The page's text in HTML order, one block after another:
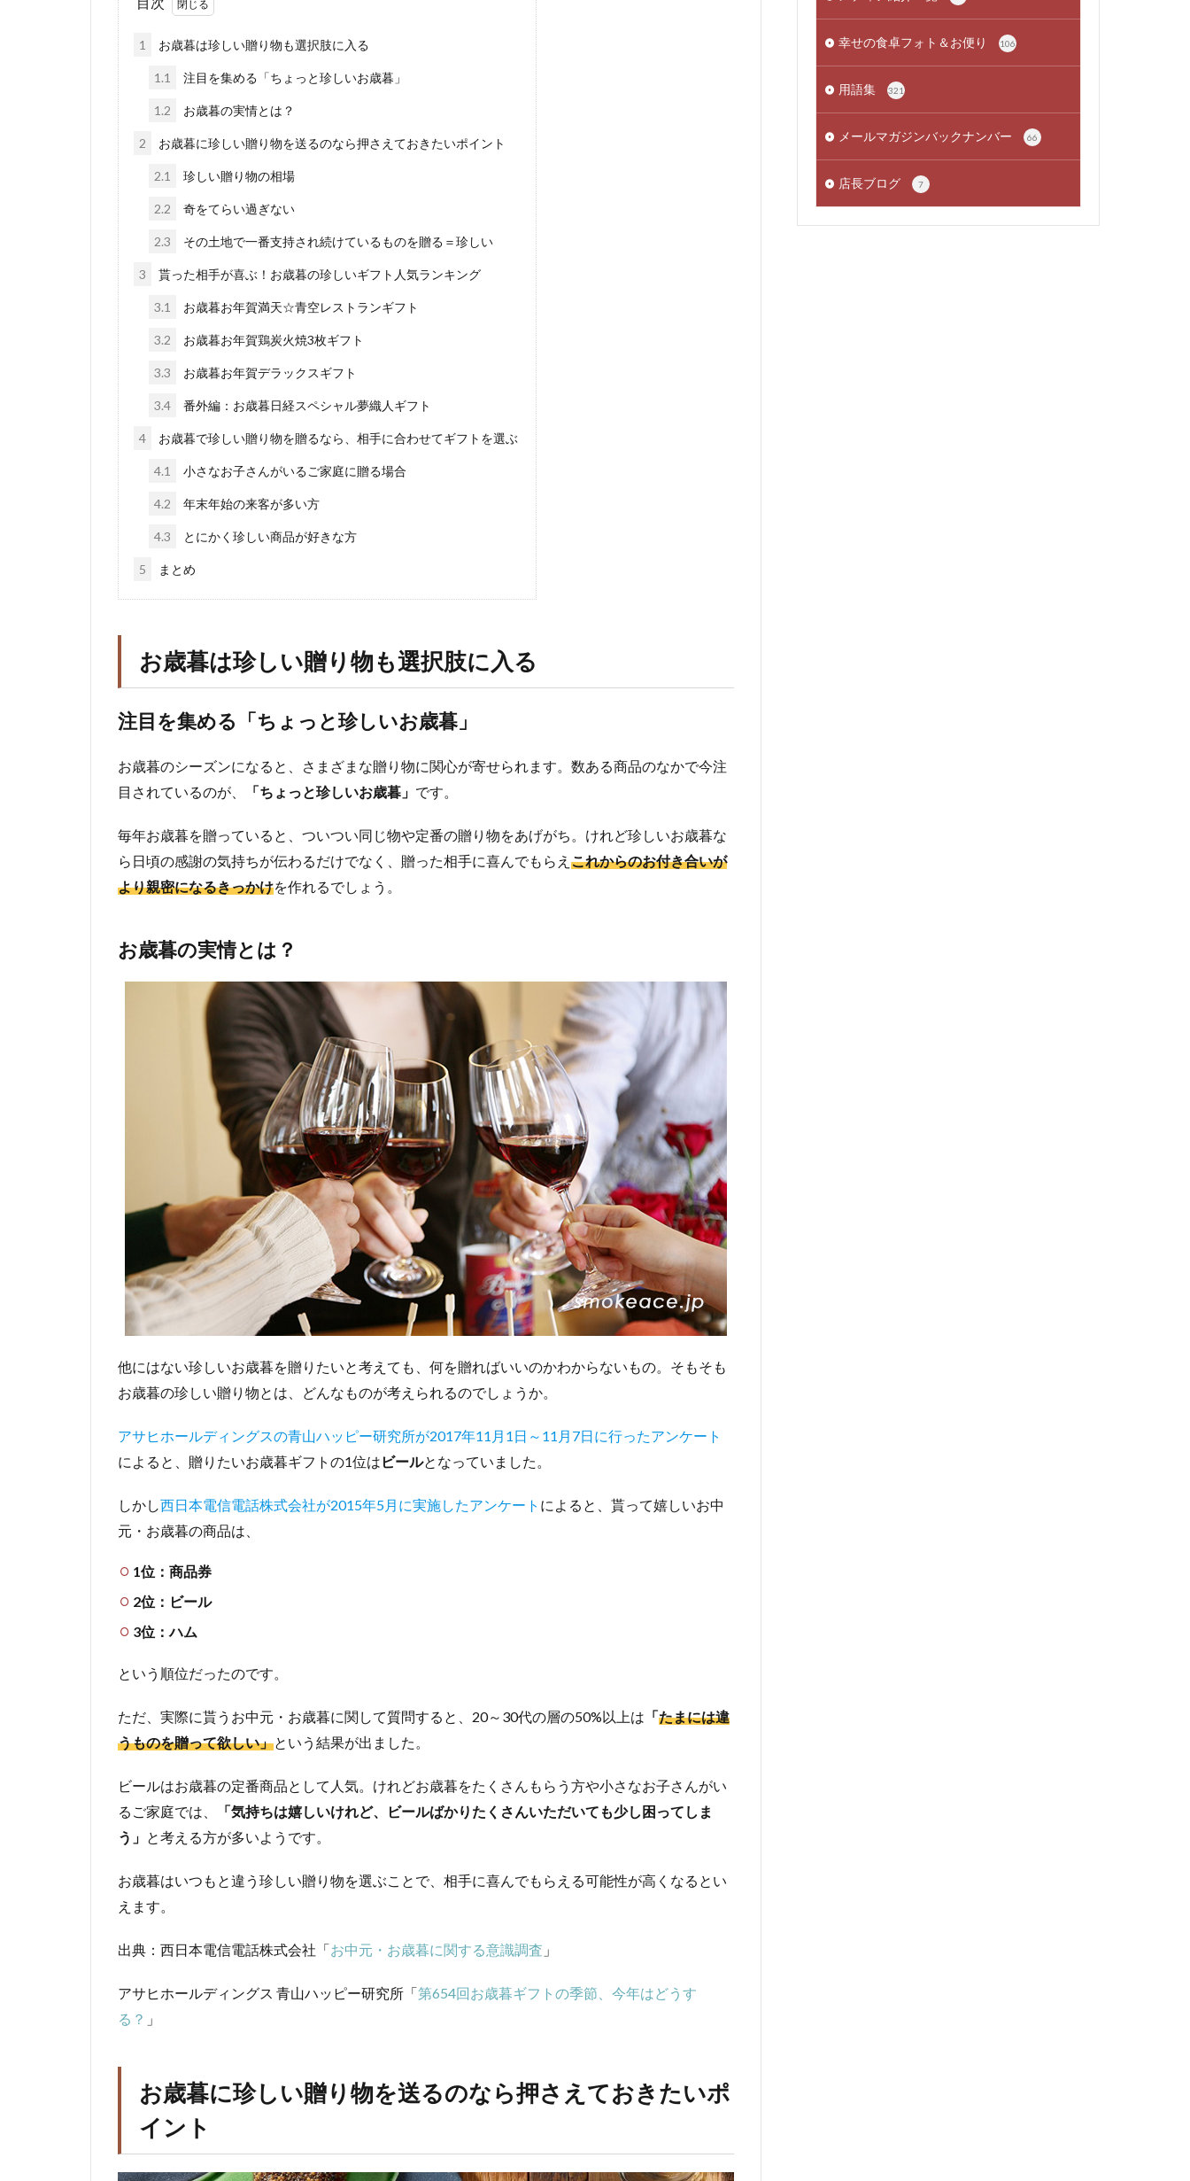
1 お歳暮は珍しい贈り物も選択肢に入る
1.1 注目を集める「ちょっと珍しいお歳暮」
1.2 お歳暮の実情とは？
2 お歳暮に珍しい贈り物を送るのなら押さえておきたいポイント
2.1 珍しい贈り物の相場
2.2 奇をてらい過ぎない
2.3 その土地で一番支持され続けているものを贈る＝珍しい
3 貰った相手が喜ぶ！お歳暮の珍しいギフト人気ランキング
3.1 お歳暮お年賀満天☆青空レストランギフト
3.2 お歳暮お年賀鶏炭火焼3枚ギフト
3.3 お歳暮お年賀デラックスギフト
3.4 番外編：お歳暮日経スペシャル夢織人ギフト
4 お歳暮で珍しい贈り物を贈るなら、相手に合わせてギフトを選ぶ
4.1 小さなお子さんがいるご家庭に贈る場合
4.2 年末年始の来客が多い方
4.3 とにかく珍しい商品が好きな方
5 まとめ
お歳暮は珍しい贈り物も選択肢に入る
注目を集める「ちょっと珍しいお歳暮」
お歳暮のシーズンになると、さまざまな贈り物に関心が寄せられます。数ある商品のなかで今注
目されているのが、
「ちょっと珍しいお歳暮」 です。
毎年お歳暮を贈っていると、ついつい同じ物や定番の贈り物をあげがち。けれど珍しいお歳暮な
ら日頃の感謝の気持ちが伝わるだけでなく、贈った相手に喜んでもらえ これからのお付き合いが
より親密になるきっかけを作れるでしょう。
お歳暮の実情とは？
他にはない珍しいお歳暮を贈りたいと考えても、何を贈ればいいのかわからないもの。そもそも
お歳暮の珍しい贈り物とは、どんなものが考えられるのでしょうか。
アサヒホールディングスの青山ハッピー研究所が2017年11月1日～11月7日に行ったアンケート
によると、贈りたいお歳暮ギフトの1位は ビールとなっていました。
しかし西日本電信電話株式会社が2015年5月に実施したアンケート によると、貰って嬉しいお中
元・お歳暮の商品は、
1位：商品券
2位：ビール
3位：ハム
という順位だったのです。
ただ、実際に貰うお中元・お歳暮に関して質問すると、20～30代の層の50%以上は 「たまには違
うものを贈って欲しい」という結果が出ました。
ビールはお歳暮の定番商品として人気。けれどお歳暮をたくさんもらう方や小さなお子さんがい
るご家庭では、
「気持ちは嬉しいけれど、ビールばかりたくさんいただいても少し困ってしま
う」 と考える方が多いようです。
お歳暮はいつもと違う珍しい贈り物を選ぶことで、相手に喜んでもらえる可能性が高くなるとい
えます。
出典：西日本電信電話株式会社「お中元・お歳暮に関する意識調査 」
アサヒホールディングス 青山ハッピー研究所「第654回お歳暮ギフトの季節、今年はどうす
る？ 」
お歳暮に珍しい贈り物を送るのなら押さえておきたいポ
イント
幸せの食卓フォト＆お便り 106
用語集 321
メールマガジンバックナンバー 66
店長ブログ 7